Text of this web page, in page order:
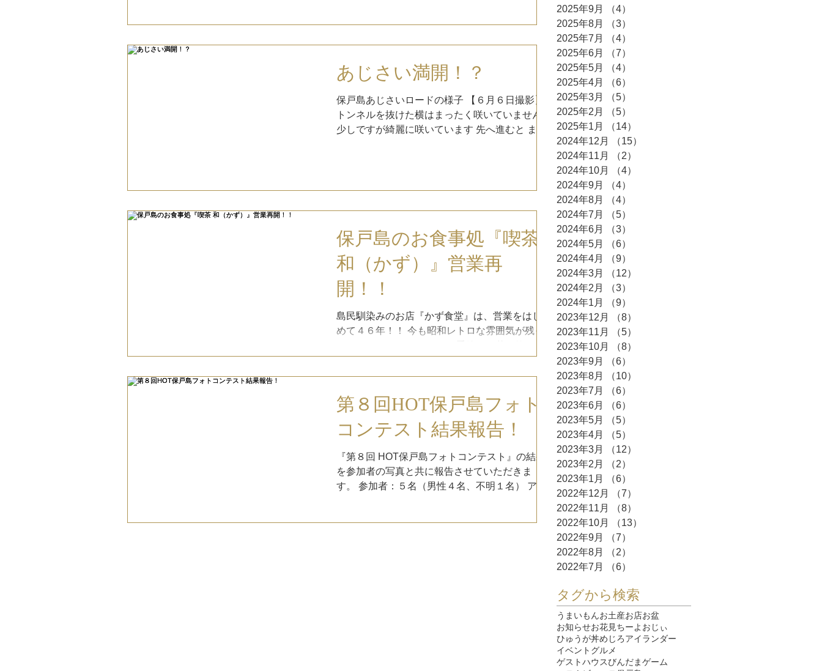
あじさい満開！？
保戸島あじさいロードの様子 【６月６日撮影】
トンネルを抜けた横はまったく咲いていません
少しですが綺麗に咲いています 先へ進むと まだ
保戸島のお食事処『喫茶
和（かず）』営業再
開！！
島民馴染みのお店『かず食堂』は、営業をはじ
めて４６年！！ 今も昭和レトロな雰囲気が残っ
あります。 テーブル席もあります。 朝早くから
作る『かずまんじゅう』は観光客だけじゃな
第８回HOT保戸島フォト
コンテスト結果報告！
『第８回 HOT保戸島フォトコンテスト』の結果
を参加者の写真と共に報告させていただきま
す。 参加者：５名（男性４名、不明１名） アン
2025年9月
（4）
2025年8月
（3）
2025年7月
（4）
2025年6月
（7）
2025年5月
（4）
2025年4月
（6）
2025年3月
（5）
2025年2月
（5）
2025年1月
（14）
2024年12月
（15）
2024年11月
（2）
2024年10月
（4）
2024年9月
（4）
2024年8月
（4）
2024年7月
（5）
2024年6月
（3）
2024年5月
（6）
2024年4月
（9）
2024年3月
（12）
2024年2月
（3）
2024年1月
（9）
2023年12月
（8）
2023年11月
（5）
2023年10月
（8）
2023年9月
（6）
2023年8月
（10）
2023年7月
（6）
2023年6月
（6）
2023年5月
（5）
2023年4月
（5）
2023年3月
（12）
2023年2月
（2）
2023年1月
（6）
2022年12月
（7）
2022年11月
（8）
2022年10月
（13）
2022年9月
（7）
2022年8月
（2）
2022年7月
（6）
タグから検索
うまいもんお土産お店お盆
お知らせお花見ちーよおじぃ
ひゅうが丼めじろアイランダー
イベント グルメ
ゲストハウスびんだまゲーム